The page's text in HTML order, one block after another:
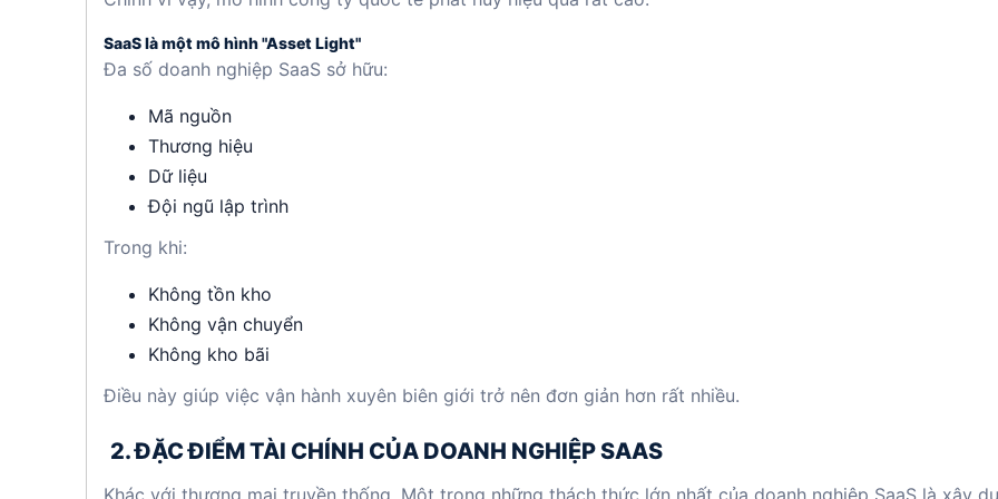
SaaS là một mô hình "Asset Light"
Đa số doanh nghiệp SaaS sở hữu:
Mã nguồn
Thương hiệu
Dữ liệu
Đội ngũ lập trình
Trong khi:
Không tồn kho
Không vận chuyển
Không kho bãi
Điều này giúp việc vận hành xuyên biên giới trở nên đơn giản hơn rất nhiều.
2. ĐẶC ĐIỂM TÀI CHÍNH CỦA DOANH NGHIỆP SAAS
Khác với thương mại truyền thống. Một trong những thách thức lớn nhất của doanh nghiệp SaaS là xây